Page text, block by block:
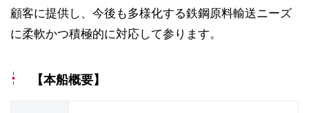
顧客に提供し、今後も多様化する鉄鋼原料輸送ニーズ
に柔軟かつ積極的に対応して参ります。
【本船概要】